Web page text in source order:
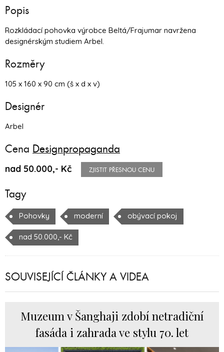
Popis
Rozkládací pohovka výrobce Beltá/Frajumar navržena
designérským studiem Arbel.
Rozměry
105 x 160 x 90 cm (š x d x v)
Designér
Arbel
Cena Designpropaganda
nad 50.000,- Kč ZJISTIT PŘESNOU CENU
Tagy
Pohovky moderní obývací pokoj
nad 50.000,- Kč
SOUVISEJÍCÍ ČLÁNKY A VIDEA
Muzeum v Šanghaji zdobí netradiční
fasáda i zahrada ve stylu 70. let